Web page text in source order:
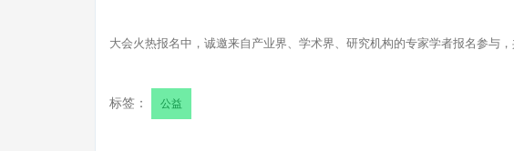
大会火热报名中，诚邀来自产业界、学术界、研究机构的专家学者报名参与
标签： 公益